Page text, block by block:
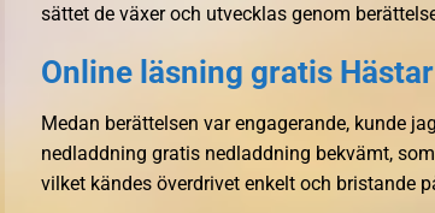
sättet de växer och utvecklas genom
Online läsning gratis
Medan berättelsen var engagerande, kunde
nedladdning gratis nedladdning bekvämt,
vilket kändes överdrivet enkelt och bristande